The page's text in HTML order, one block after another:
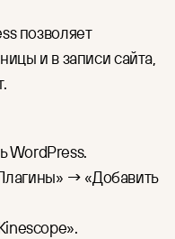
позволяет
и в записи сайта,
WordPress.
→ «Добавить